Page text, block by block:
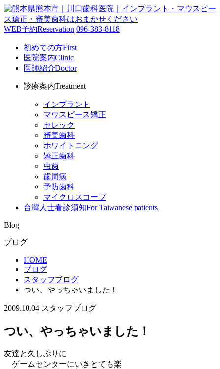
WEB予約Reservation 096-383-8118
初めての方First
医院案内Clinic
医師紹介Doctor
診療案内Treatment
インプラント
マウスピース矯正
セレック
審美歯科
ホワイトニング
矯正歯科
虫歯
歯周病
予防歯科
マイクロスコープ
台灣人士看診須知For Taiwanese patients
Blog
ブログ
HOME
ブログ
スタッフブログ
つい、やっちゃいました！
2009.10.04 スタッフブログ
つい、やっちゃいました！
友達と久しぶりに
ゲームセンターにいきとても楽